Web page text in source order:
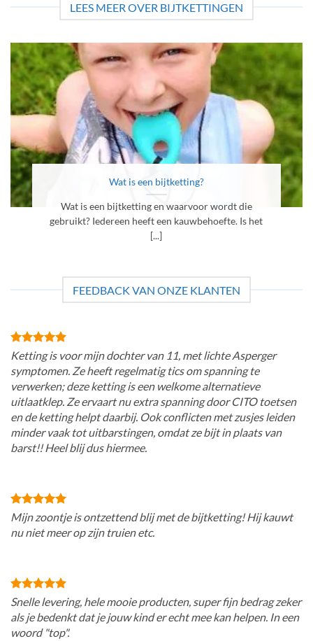
LEES MEER OVER BIJTKETTINGEN
Wat is een bijtketting?
Wat is een bijtketting en waarvoor wordt die
gebruikt? Iedereen heeft een kauwbehoefte. Is het
[...]
FEEDBACK VAN ONZE KLANTEN
Ketting is voor mijn dochter van 11, met lichte Asperger
symptomen. Ze heeft regelmatig tics om spanning te
verwerken; deze ketting is een welkome alternatieve
uitlaatklep. Ze ervaart nu extra spanning door CITO toetsen
en de ketting helpt daarbij. Ook conflicten met zusjes leiden
minder vaak tot uitbarstingen, omdat ze bijt in plaats van
barst!! Heel blij dus hiermee.
Mijn zoontje is ontzettend blij met de bijtketting! Hij kauwt
nu niet meer op zijn truien etc.
Snelle levering, hele mooie producten, super fijn bedrag zeker
als je bedenkt dat je jouw kind er echt mee kan helpen. In een
woord "top".